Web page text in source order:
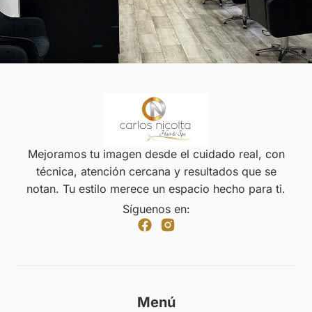
Mejoramos tu imagen desde el cuidado real, con
técnica, atención cercana y resultados que se
notan. Tu estilo merece un espacio hecho para ti.
Síguenos en:
Menú